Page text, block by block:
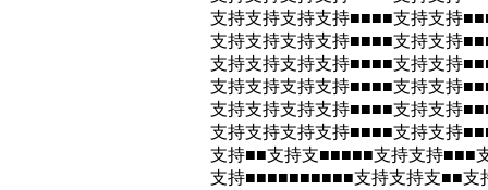
支持支持支持支持■■■■支持支持
支持支持支持支持■■■■支持支持
支持支持支持支持■■■■支持支持
支持支持支持支持■■■■支持支持
支持支持支持支持■■■■支持支持
支持支持支持支持■■■■支持支持
支持■■支持支■■■■■支持支持■■■
支持■■■■■■■■■■支持支持支■■支